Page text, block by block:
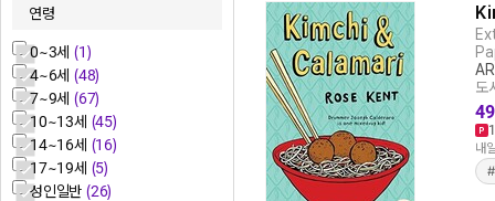
연령
0~3세 (1)
4~6세 (48)
7~9세 (67)
10~13세 (45)
14~16세 (16)
17~19세 (5)
성인일반 (26)
도
49
내